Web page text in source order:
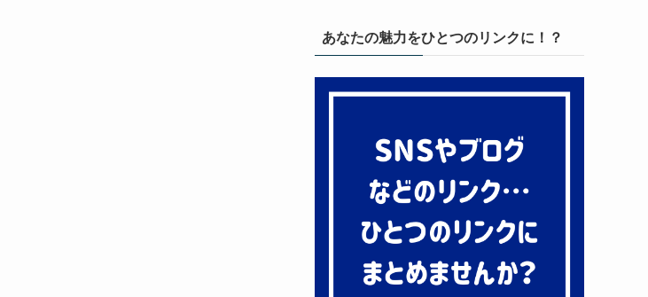
あなたの魅力をひとつのリンクに！？